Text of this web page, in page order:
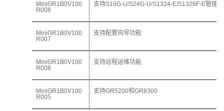
MiniGR1 B0V100
R008
支持S16G-U/S24G-U/S1324-E/S1326F-E管理
MiniGR1 B0V100
R007
支持配置向导功能
MiniGR1 B0V100
R006
支持远程运维功能
MiniGR1 B0V100
R005
支持GR5200和GR8300